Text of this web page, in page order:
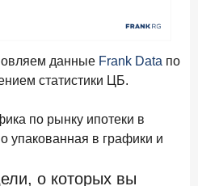
ИССЛЕДОВАНИЕ
RG исследует рынок
объем выдач кредитов
данные Frank Data по
статистики ЦБ.
по рынку ипотеки в
упакованная в графики и
о которых вы